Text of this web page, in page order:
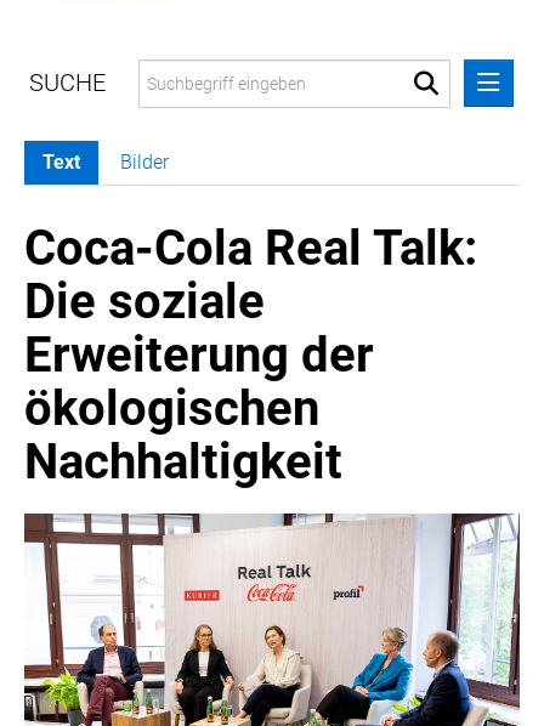
MELDUNGEN
COCA-COLA
Coca-Cola CUP
COCA-COLA HBC ÖSTERREICH
RÖMERQUELLE
ÖSTERREICHISCHE SPORTHILFE
KESCH
BARFLY'S CLUB
CULINARIUS
RECYCLEMICH-INITIATIVE
VIER HOCH VIER
ALFIES
HANNERSBERG
WILHELM-EXNER-MEDAILLEN STIFTUNG
Text Bilder
Coca-Cola Real Talk:
Die soziale
Erweiterung der
ökologischen
Nachhaltigkeit